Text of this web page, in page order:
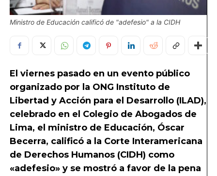
Ministro de Educación calificó de "adefesio" a la CIDH
El viernes pasado en un evento público
organizado por la ONG Instituto de
Libertad y Acción para el Desarrollo (ILAD),
celebrado en el Colegio de Abogados de
Lima, el ministro de Educación, Óscar
Becerra, calificó a la Corte Interamericana
de Derechos Humanos (CIDH) como
«adefesio» y se mostró a favor de la pena